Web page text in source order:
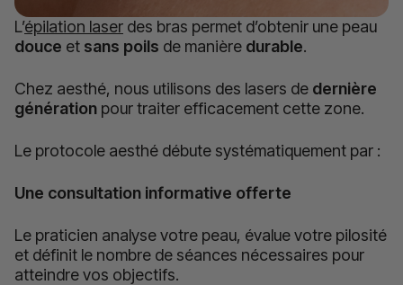
L’épilation laser des bras permet d’obtenir une peau
douce et sans poils de manière durable.
Chez aesthé, nous utilisons des lasers de dernière
génération pour traiter efficacement cette zone.
Le protocole aesthé débute systématiquement par :
Une consultation informative offerte
Le praticien analyse votre peau, évalue votre pilosité
et définit le nombre de séances nécessaires pour
atteindre vos objectifs.